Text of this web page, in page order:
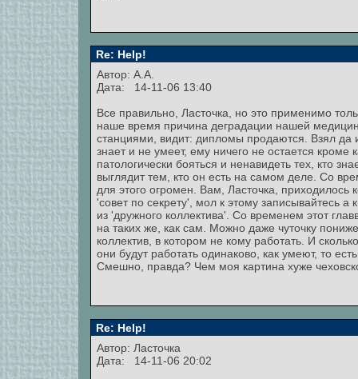
Re: Help!
Автор: А.А.
Дата: 14-11-06 13:40
Все правильно, Ласточка, но это применимо
наше время причина деградации нашей
станциями, видит: дипломы продаются. Взял да
знает и не умеет, ему ничего не остается кроме
патологически бояться и ненавидеть тех, кто
выглядит тем, кто он есть на самом деле. Со
для этого огромен. Вам, Ласточка, приходилось
'совет по секрету', мол к этому записывайтесь
из 'дружного коллектива'. Со временем этот
на таких же, как сам. Можно даже чуточку
коллектив, в котором не кому работать. И
они будут работать одинаково, как умеют, то
Смешно, правда? Чем моя картина хуже
Re: Help!
Автор: Ласточка
Дата: 14-11-06 20:02